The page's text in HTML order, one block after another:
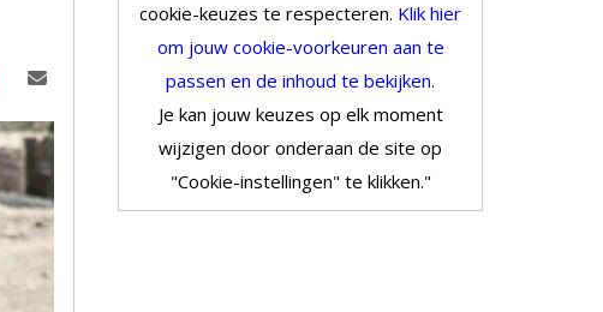
cookie-keuzes te respecteren. Klik hier
om jouw cookie-voorkeuren aan te
passen en de inhoud te bekijken.
Je kan jouw keuzes op elk moment
wijzigen door onderaan de site op
"Cookie-instellingen" te klikken."